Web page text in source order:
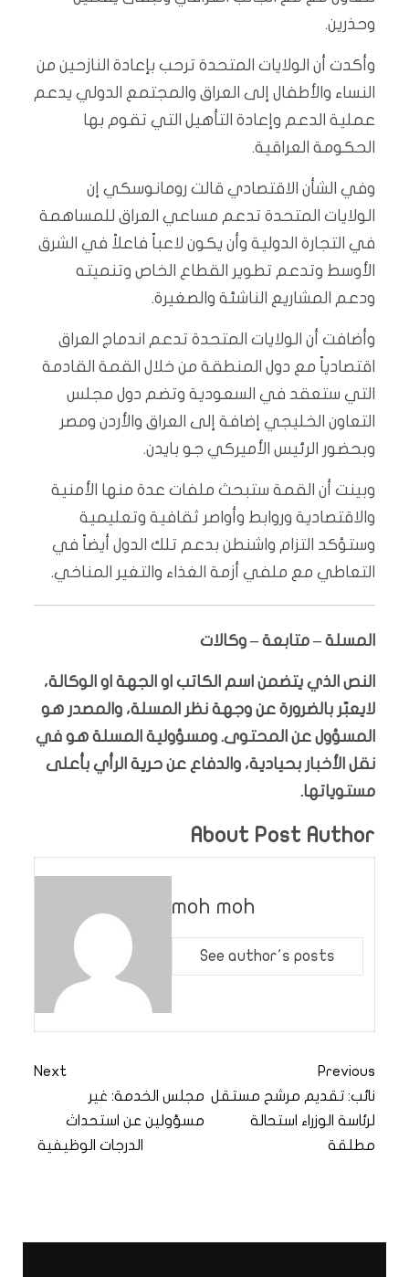
وحذرين.
وأكدت أن الولايات المتحدة ترحب بإعادة النازحين من
النساء والأطفال إلى العراق والمجتمع الدولي يدعم
عملية الدعم وإعادة التأهيل التي تقوم بها
الحكومة العراقية.
وفي الشأن الاقتصادي قالت رومانوسكي إن
الولايات المتحدة تدعم مساعي العراق للمساهمة
في التجارة الدولية وأن يكون لاعباً فاعلاً في الشرق
الأوسط وتدعم تطوير القطاع الخاص وتنميته
ودعم المشاريع الناشئة والصغيرة.
وأضافت أن الولايات المتحدة تدعم اندماج العراق
اقتصادياً مع دول المنطقة من خلال القمة القادمة
التي ستعقد في السعودية وتضم دول مجلس
التعاون الخليجي إضافة إلى العراق والأردن ومصر
وبحضور الرئيس الأميركي جو بايدن.
وبينت أن القمة ستبحث ملفات عدة منها الأمنية
والاقتصادية وروابط وأواصر ثقافية وتعليمية
وستؤكد التزام واشنطن بدعم تلك الدول أيضاً في
التعاطي مع ملفي أزمة الغذاء والتغير المناخي.
المسلة – متابعة – وكالات
النص الذي يتضمن اسم الكاتب او الجهة او الوكالة،
لايعبّر بالضرورة عن وجهة نظر المسلة، والمصدر هو
المسؤول عن المحتوى. ومسؤولية المسلة هو في
نقل الأخبار بحيادية، والدفاع عن حرية الرأي بأعلى
مستوياتها.
About Post Author
moh moh
See author's posts
Previous
نائب: تقديم مرشح مستقل
لرئاسة الوزراء استحالة
مطلقة
Next
مجلس الخدمة: غير
مسؤولين عن استحداث
الدرجات الوظيفية